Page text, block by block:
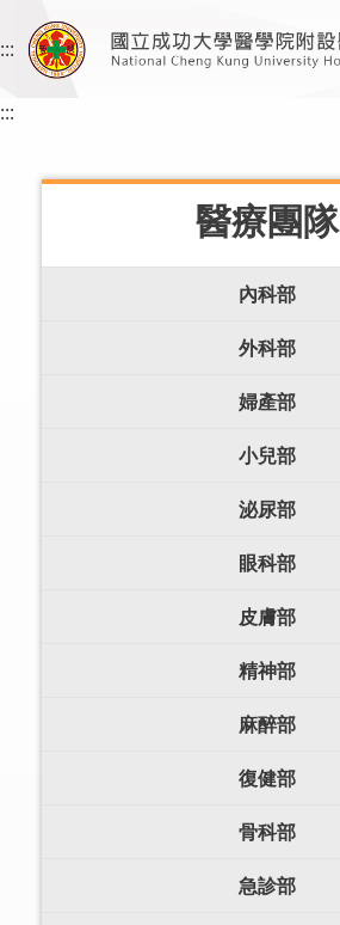
到
要
:::
:::
醫療團隊
內科部
外科部
婦產部
小兒部
泌尿部
眼科部
皮膚部
精神部
麻醉部
復健部
骨科部
急診部